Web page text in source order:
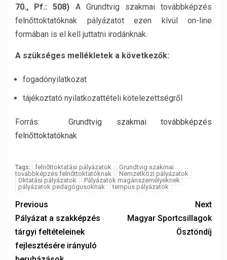
70., Pf.: 508) A Grundtvig szakmai továbbképzés
felnőttoktatóknak pályázatot ezen kívül on-line
formában is el kell juttatni irodánknak.
A szükséges mellékletek a következők:
fogadónyilatkozat
tájékoztató nyilatkozattételi kötelezettségről
Forrás: Grundtvig szakmai továbbképzés
felnőttoktatóknak
Tags: felnőttoktatási pályázatok
Grundtvig szakmai
továbbképzés felnőttoktatóknak
Nemzetközi pályázatok
Oktatási pályázatok
Pályázatok magánszemélyeknek
pályázatok pedagógusoknak
tempus pályázatok
Previous
Pályázat a szakképzés
tárgyi feltételeinek
fejlesztésére irányuló
Next
Magyar Sportcsillagok
Ösztöndíj